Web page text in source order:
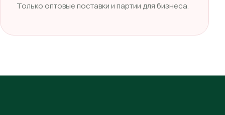
Только оптовые поставки и партии для бизнеса.